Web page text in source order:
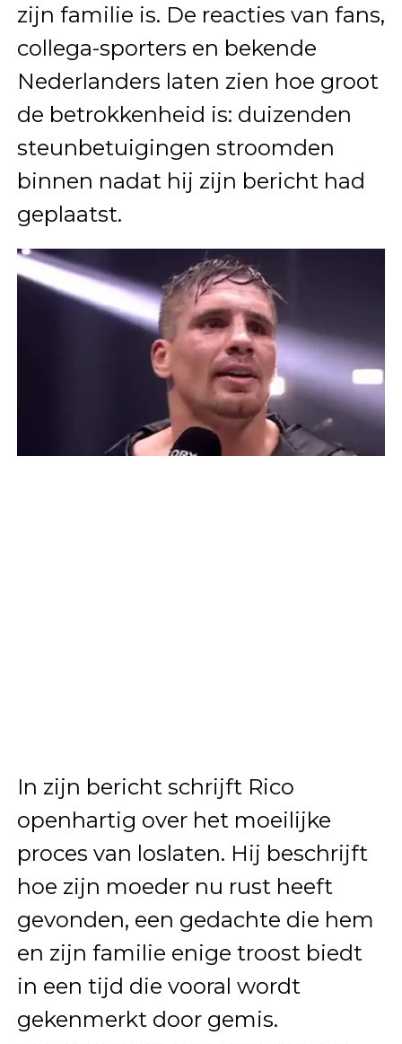
zijn familie is. De reacties van fans,
collega-sporters en bekende
Nederlanders laten zien hoe groot
de betrokkenheid is: duizenden
steunbetuigingen stroomden
binnen nadat hij zijn bericht had
geplaatst.
In zijn bericht schrijft Rico
openhartig over het moeilijke
proces van loslaten. Hij beschrijft
hoe zijn moeder nu rust heeft
gevonden, een gedachte die hem
en zijn familie enige troost biedt
in een tijd die vooral wordt
gekenmerkt door gemis.